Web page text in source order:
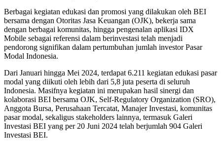
Berbagai kegiatan edukasi dan promosi yang dilakukan oleh BEI
bersama dengan Otoritas Jasa Keuangan (OJK), bekerja sama
dengan berbagai komunitas, hingga pengenalan aplikasi IDX
Mobile sebagai referensi dalam berinvestasi telah menjadi
pendorong signifikan dalam pertumbuhan jumlah investor Pasar
Modal Indonesia.
Dari Januari hingga Mei 2024, terdapat 6.211 kegiatan edukasi pasar
modal yang diikuti oleh lebih dari 5,8 juta peserta di seluruh
Indonesia. Masifnya kegiatan ini merupakan hasil sinergi dan
kolaborasi BEI bersama OJK, Self-Regulatory Organization (SRO),
Anggota Bursa, Perusahaan Tercatat, Manajer Investasi, komunitas
pasar modal, sekaligus stakeholders lainnya, termasuk Galeri
Investasi BEI yang per 20 Juni 2024 telah berjumlah 904 Galeri
Investasi BEI.